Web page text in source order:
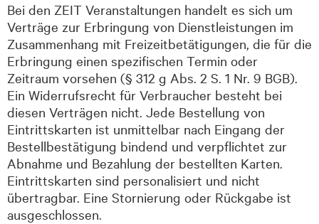
Bei den ZEIT Veranstaltungen handelt es sich um
Verträge zur Erbringung von Dienstleistungen im
Zusammenhang mit Freizeitbetätigungen, die für die
Erbringung einen spezifischen Termin oder
Zeitraum vorsehen (§ 312 g Abs. 2 S. 1 Nr. 9 BGB).
Ein Widerrufsrecht für Verbraucher besteht bei
diesen Verträgen nicht. Jede Bestellung von
Eintrittskarten ist unmittelbar nach Eingang der
Bestellbestätigung bindend und verpflichtet zur
Abnahme und Bezahlung der bestellten Karten.
Eintrittskarten sind personalisiert und nicht
übertragbar. Eine Stornierung oder Rückgabe ist
ausgeschlossen.